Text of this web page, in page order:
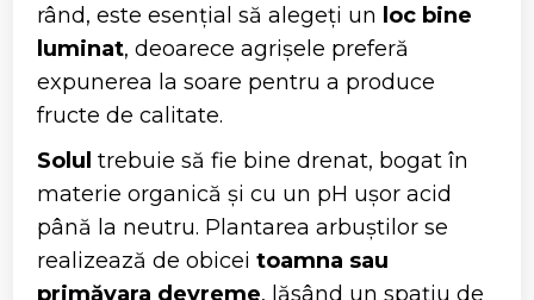
rând, este esențial să alegeți un loc bine
luminat, deoarece agrișele preferă
expunerea la soare pentru a produce
fructe de calitate.
Solul trebuie să fie bine drenat, bogat în
materie organică și cu un pH ușor acid
până la neutru. Plantarea arbuștilor se
realizează de obiceitoamna sau
primăvara devreme, lăsând un spațiu de